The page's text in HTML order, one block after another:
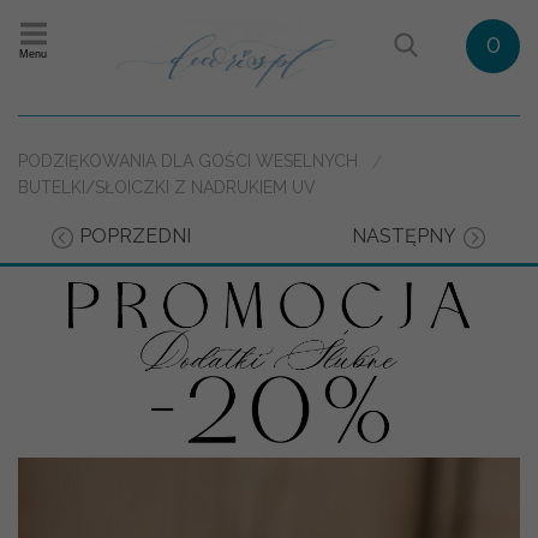
Menu 0
PODZIĘKOWANIA DLA GOŚCI WESELNYCH
BUTELKI/SŁOICZKI Z NADRUKIEM UV
POPRZEDNI NASTĘPNY